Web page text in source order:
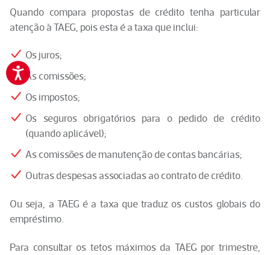
Quando compara propostas de crédito tenha particular
atenção à TAEG, pois esta é a taxa que inclui:
Os juros;
As comissões;
Os impostos;
Os seguros obrigatórios para o pedido de crédito
(quando aplicável);
As comissões de manutenção de contas bancárias;
Outras despesas associadas ao contrato de crédito.
Ou seja, a TAEG é a taxa que traduz os custos globais do
empréstimo.
Para consultar os tetos máximos da TAEG por trimestre,